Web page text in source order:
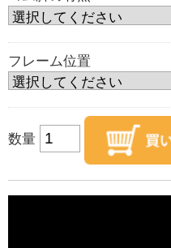
フレーム位置
数量